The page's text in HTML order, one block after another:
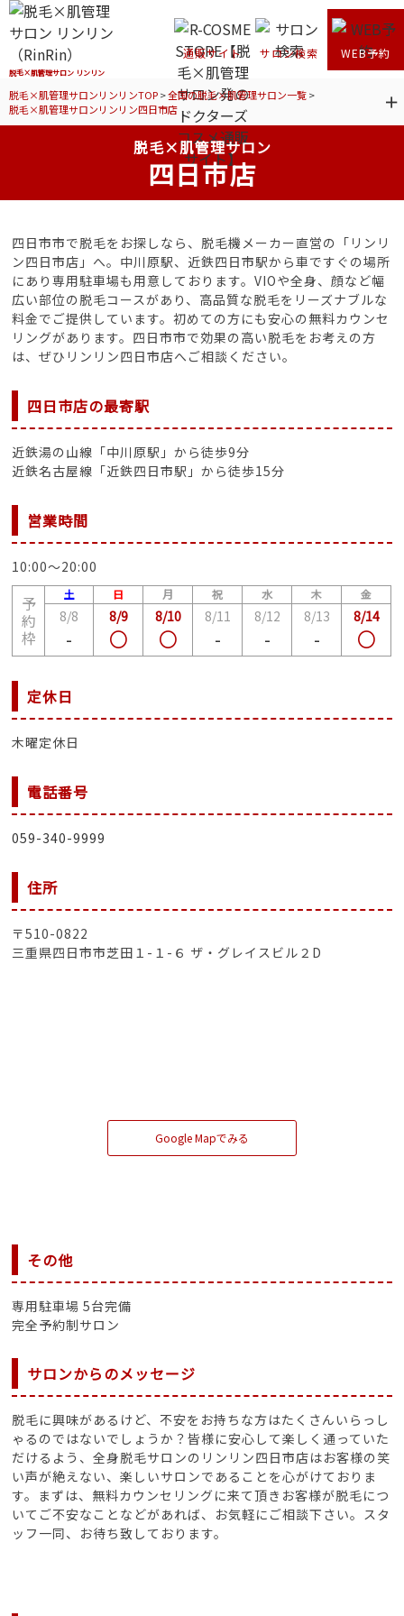
脱毛×肌管理サロン リンリン
通販サイト サロン検索 WEB予約
脱毛×肌管理サロンリンリンTOP>全国の脱毛×肌管理サロン一覧>
脱毛×肌管理サロンリンリン四日市店
脱毛×肌管理サロン
四日市店
四日市市で脱毛をお探しなら、脱毛機メーカー直営の「リンリ
ン四日市店」へ。中川原駅、近鉄四日市駅から車ですぐの場所
にあり専用駐車場も用意しております。VIOや全身、顔など幅
広い部位の脱毛コースがあり、高品質な脱毛をリーズナブルな
料金でご提供しています。初めての方にも安心の無料カウンセ
リングがあります。四日市市で効果の高い脱毛をお考えの方
は、ぜひリンリン四日市店へご相談ください。
四日市店の最寄駅
近鉄湯の山線「中川原駅」から徒歩9分
近鉄名古屋線「近鉄四日市駅」から徒歩15分
営業時間
10:00〜20:00
予
約
枠
土 日 月 祝 水 木 金
8/8
-
8/9
○
8/10
○
8/11
-
8/12
-
8/13
-
8/14
○
定休日
木曜定休日
電話番号
059-340-9999
住所
〒510-0822
三重県四日市市芝田１-１-６ ザ・グレイスビル２D
Google Mapでみる
その他
専用駐車場 5台完備
完全予約制サロン
サロンからのメッセージ
脱毛に興味があるけど、不安をお持ちな方はたくさんいらっし
ゃるのではないでしょうか？皆様に安心して楽しく通っていた
だけるよう、全身脱毛サロンのリンリン四日市店はお客様の笑
い声が絶えない、楽しいサロンであることを心がけておりま
す。まずは、無料カウンセリングに来て頂きお客様が脱毛につ
いてご不安なことなどがあれば、お気軽にご相談下さい。スタ
ッフ一同、お待ち致しております。